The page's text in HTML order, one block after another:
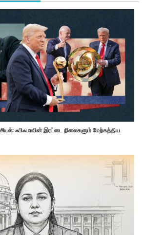
ஃபிஃபாவின் இரட்டை நிலைகளும் மேற்கத்திய